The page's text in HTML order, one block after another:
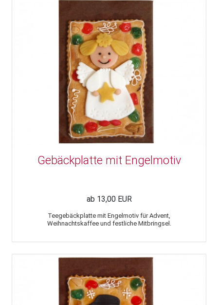
Gebäckplatte mit Engelmotiv
ab 13,00 EUR
Teegebäckplatte mit Engelmotiv für Advent,
Weihnachtskaffee und festliche Mitbringsel.